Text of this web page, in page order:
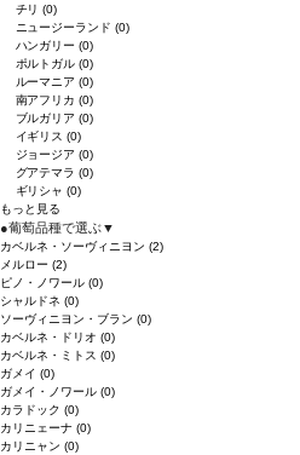
チリ(0)
ニュージーランド(0)
ハンガリー(0)
ポルトガル(0)
ルーマニア(0)
南アフリカ(0)
ブルガリア(0)
イギリス(0)
ジョージア(0)
グアテマラ(0)
ギリシャ(0)
もっと見る
●葡萄品種で選ぶ▼
カベルネ・ソーヴィニヨン (2)
メルロー (2)
ピノ・ノワール (0)
シャルドネ (0)
ソーヴィニヨン・ブラン (0)
カベルネ・ドリオ (0)
カベルネ・ミトス (0)
ガメイ (0)
ガメイ・ノワール (0)
カラドック (0)
カリニェーナ (0)
カリニャン (0)